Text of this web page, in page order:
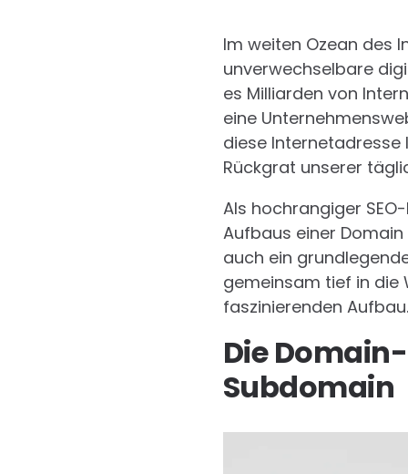
Im weiten Ozean des
unverwechselbare
es Milliarden von
eine
diese Internetadresse
Rückgrat unserer
Als hochrangiger
Aufbaus einer
auch ein
gemeinsam tief in die
faszinierenden Aufbau.
Die
Subdomain